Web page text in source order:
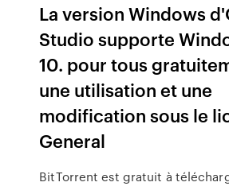
La version Windows
Studio supporte
10. pour tous
une utilisation et une
modification sous le
General
BitTorrent est gratuit à